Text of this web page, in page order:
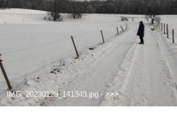
IMG_20230129_141349.jpg - >>>